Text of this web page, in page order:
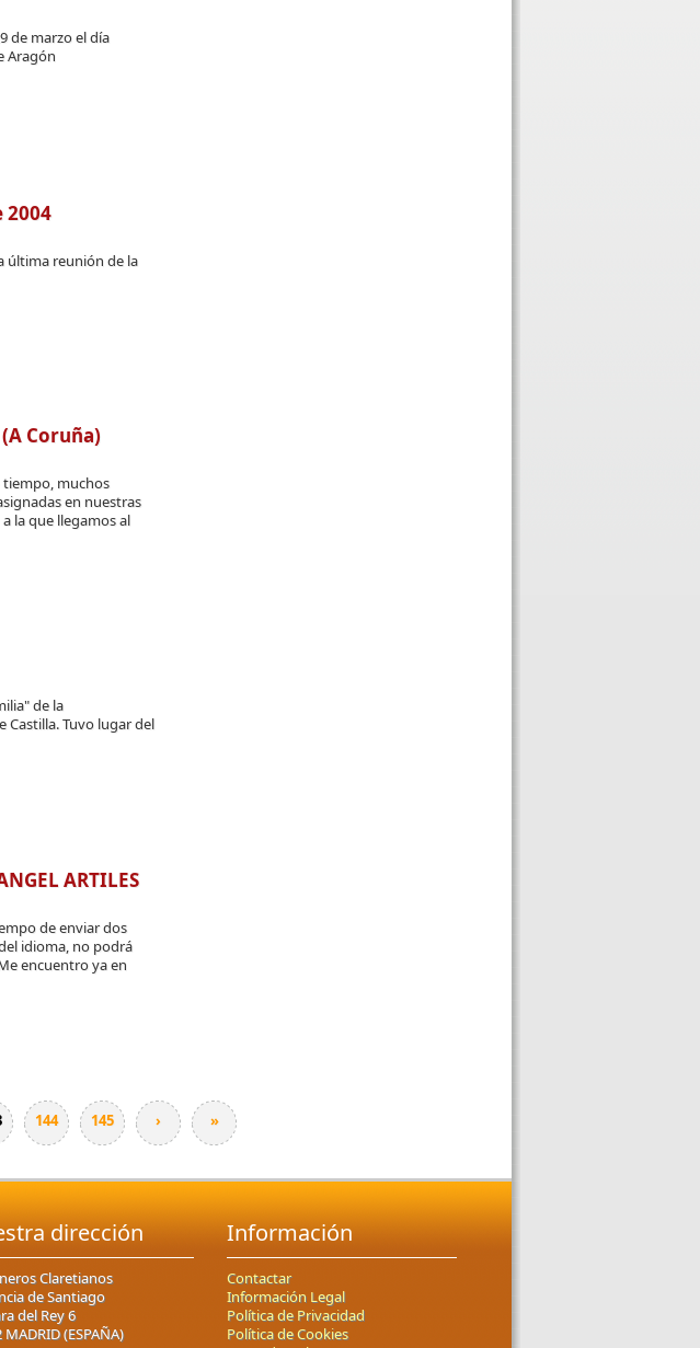
de marzo el día
Aragón
2004
última reunión de la
Coruña)
tiempo, muchos
en nuestras
la que llegamos al
de la
Castilla. Tuvo lugar del
ARTILES
de enviar dos
idioma, no podrá
encuentro ya en
144 145 › »
dirección
Claretianos
de Santiago
del Rey 6
MADRID (ESPAÑA)
Información
Contactar
Información Legal
Política de Privacidad
Política de Cookies